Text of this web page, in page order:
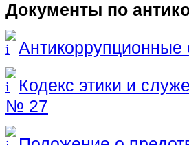
Документы по
Кодекс этики и
№ 27